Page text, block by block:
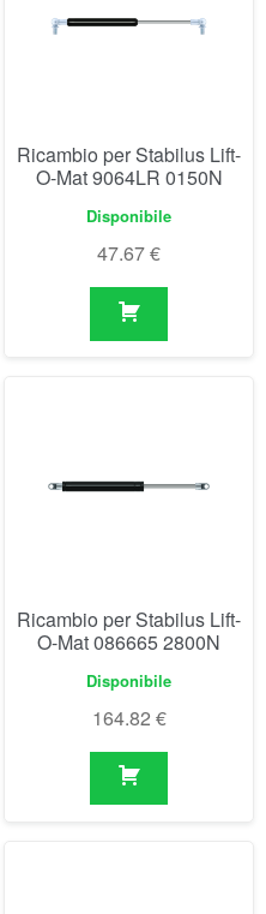
Ricambio per Stabilus Lift-
O-Mat 9064LR 0150N
Disponibile
47.67€
Ricambio per Stabilus Lift-
O-Mat 086665 2800N
Disponibile
164.82 €